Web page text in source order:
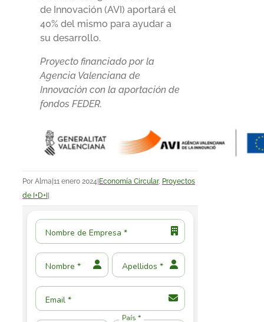
de Innovación (AVI) aportará el
40% del mismo para ayudar a
su desarrollo.
Proyecto financiado por la
Agencia Valenciana de
Innovación con la aportación de
fondos FEDER.
Por Alma|11 enero 2024|Economía Circular, Proyectos
de I+D+I|